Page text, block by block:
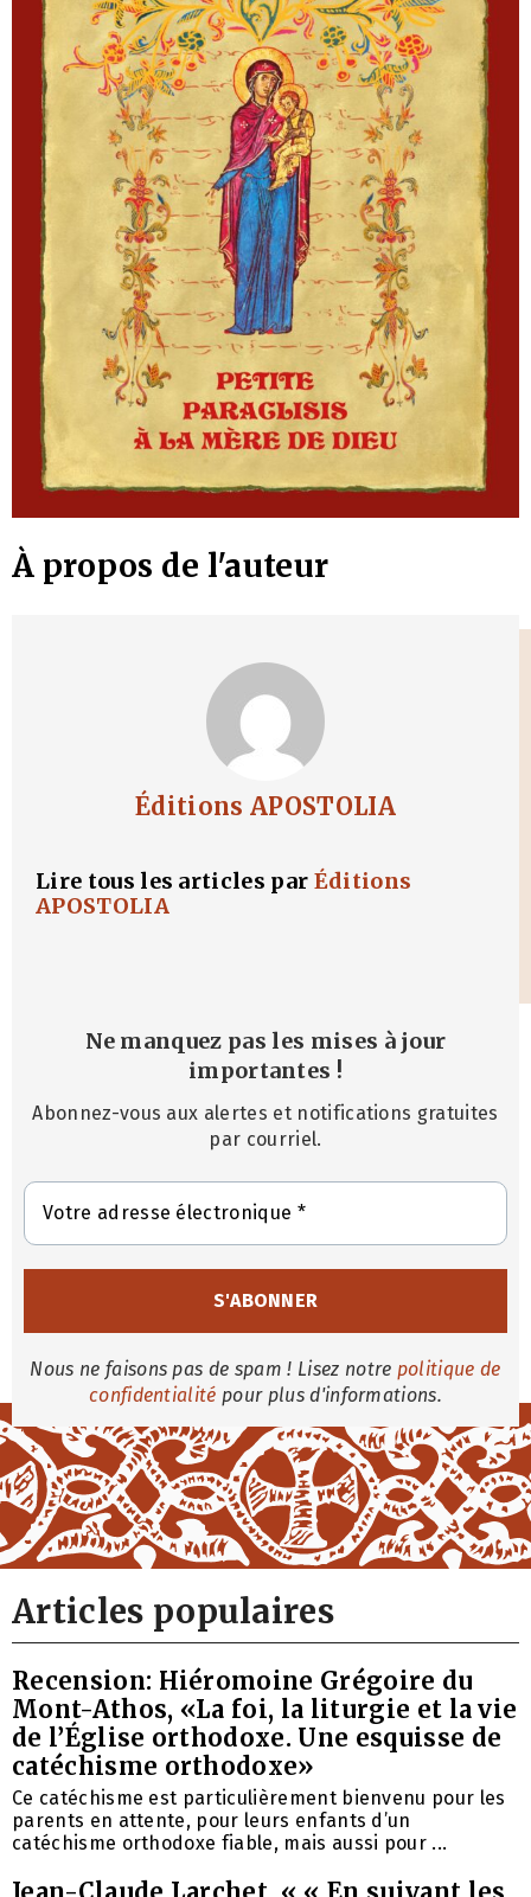
À propos de l'auteur
Éditions APOSTOLIA
Lire tous les articles par Éditions
APOSTOLIA
Ne manquez pas les mises à jour
importantes !
Abonnez-vous aux alertes et notifications gratuites
par courriel.
Nous ne faisons pas de spam ! Lisez notre politique de
confidentialité pour plus d'informations.
Articles populaires
Recension: Hiéromoine Grégoire du
Mont-Athos, «La foi, la liturgie et la vie
de l’Église orthodoxe. Une esquisse de
catéchisme orthodoxe»
Ce catéchisme est particulièrement bienvenu pour les
parents en attente, pour leurs enfants d’un
catéchisme orthodoxe fiable, mais aussi pour ...